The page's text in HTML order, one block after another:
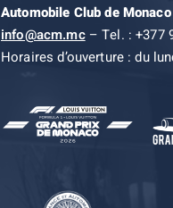
Automobile Club de Monaco
info@acm.mc– Tel. : +377
Horaires d’ouverture : du